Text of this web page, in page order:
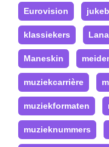
Eurovision
klassiekers
Maneskin
muziekcarrière
muziekformaten
muzieknummers